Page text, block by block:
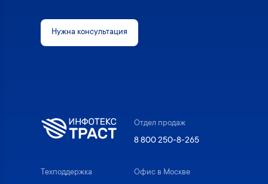
Нужна консультация
Отдел продаж
8 800 250-8-265
Техподдержка
Офис в Москве